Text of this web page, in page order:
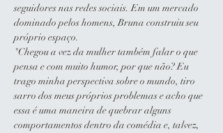
seguidores nas redes sociais. Em um mercado
dominado pelos homens, Bruna construiu seu
próprio espaço.
"Chegou a vez da mulher também falar o que
pensa e com muito humor, por que não? Eu
trago minha perspectiva sobre o mundo, tiro
sarro dos meus próprios problemas e acho que
essa é uma maneira de quebrar alguns
comportamentos dentro da comédia e, talvez,